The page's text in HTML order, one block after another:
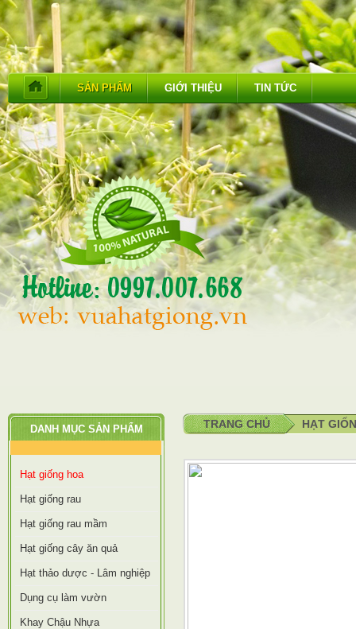
SẢN PHẨM GIỚI THIỆU TIN TỨC
DANH MỤC SẢN PHẨM
Hạt giống hoa
Hạt giống rau
Hạt giống rau mầm
Hạt giống cây ăn quả
Hạt thảo dược - Lâm nghiệp
Dụng cụ làm vườn
Khay Chậu Nhựa
TRANG CHỦ HẠT